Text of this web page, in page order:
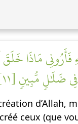
مَاذَا
ضَلَٰلٖ مُّبِينٖ [١١]
d’Allah,
ceux (que